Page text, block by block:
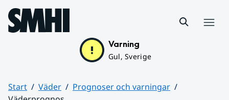
Hoppa till sidans innehåll
Varning
Gul, Sverige
Start Väder
Prognoser och varningar